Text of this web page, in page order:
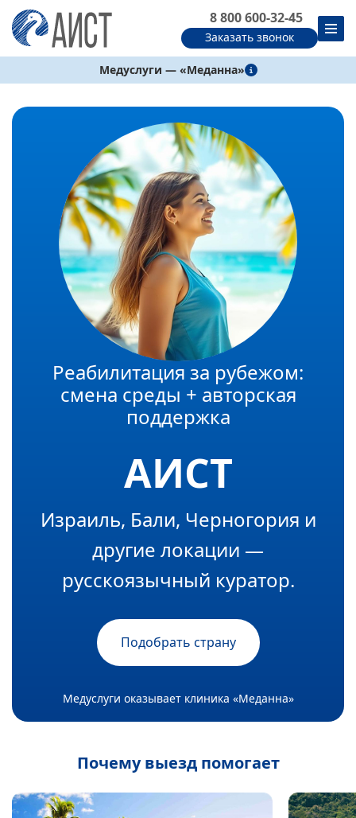
8 800 600-32-45
Заказать звонок
Медуслуги — «Меданна»
Реабилитация за рубежом:
смена среды + авторская
поддержка
АИСТ
Израиль, Бали, Черногория и
другие локации —
русскоязычный куратор.
Подобрать страну
Медуслуги оказывает клиника «Меданна»
Почему выезд помогает